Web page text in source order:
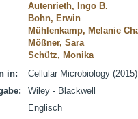
Autenrieth, Ingo B.
Bohn, Erwin
Mühlenkamp, Melanie
Mößner, Sara
Schütz, Monika
in:
Cellular Microbiology
Wiley - Blackwell
Englisch